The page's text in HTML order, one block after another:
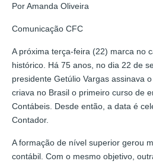
Por Amanda Oliveira
Comunicação CFC
A próxima terça-feira (22) marca no
histórico. Há 75 anos, no dia 22 de
presidente Getúlio Vargas assinava
criava no Brasil o primeiro curso de
Contábeis. Desde então, a data é
Contador.
A formação de nível superior gerou
contábil. Com o mesmo objetivo,